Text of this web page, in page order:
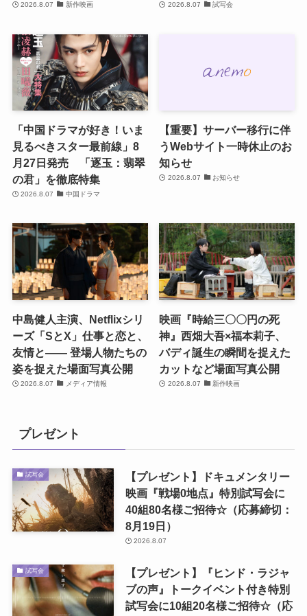
2026.8.07 新作映画 2026.8.07 試写会
「中国ドラマが好き！いま
見るべきスター最前線」8
月27日発売 「逐玉：翡翠
の君」を徹底特集
2026.8.07 中国ドラマ
【重要】サーバー移行に伴
うWebサイト一時休止のお
知らせ
2026.8.07 お知らせ
中島健人主演、Netflixシリ
ーズ「SとX」仕事と恋と、
友情と―― 登場人物たちの
姿を捉えた場面写真公開
2026.8.07 メディア情報
映画『時給三〇〇円の死
神』西畑大吾×福本莉子、
バディ誕生の瞬間を捉えた
カットなど場面写真公開
2026.8.07 新作映画
プレゼント
試写会
【プレゼント】ドキュメンタリー
映画『戦場0地点』特別試写会に
40組80名様ご招待☆（応募締切：
8月19日）
2026.8.07
試写会
【プレゼント】『ヒンド・ラジャ
ブの声』トークイベント付き特別
試写会に10組20名様ご招待☆（応